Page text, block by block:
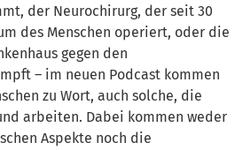
der Neurochirurg, der seit 30
des Menschen operiert, oder die
gegen den
– im neuen Podcast kommen
zu Wort, auch solche, die
arbeiten. Dabei kommen weder
Aspekte noch die